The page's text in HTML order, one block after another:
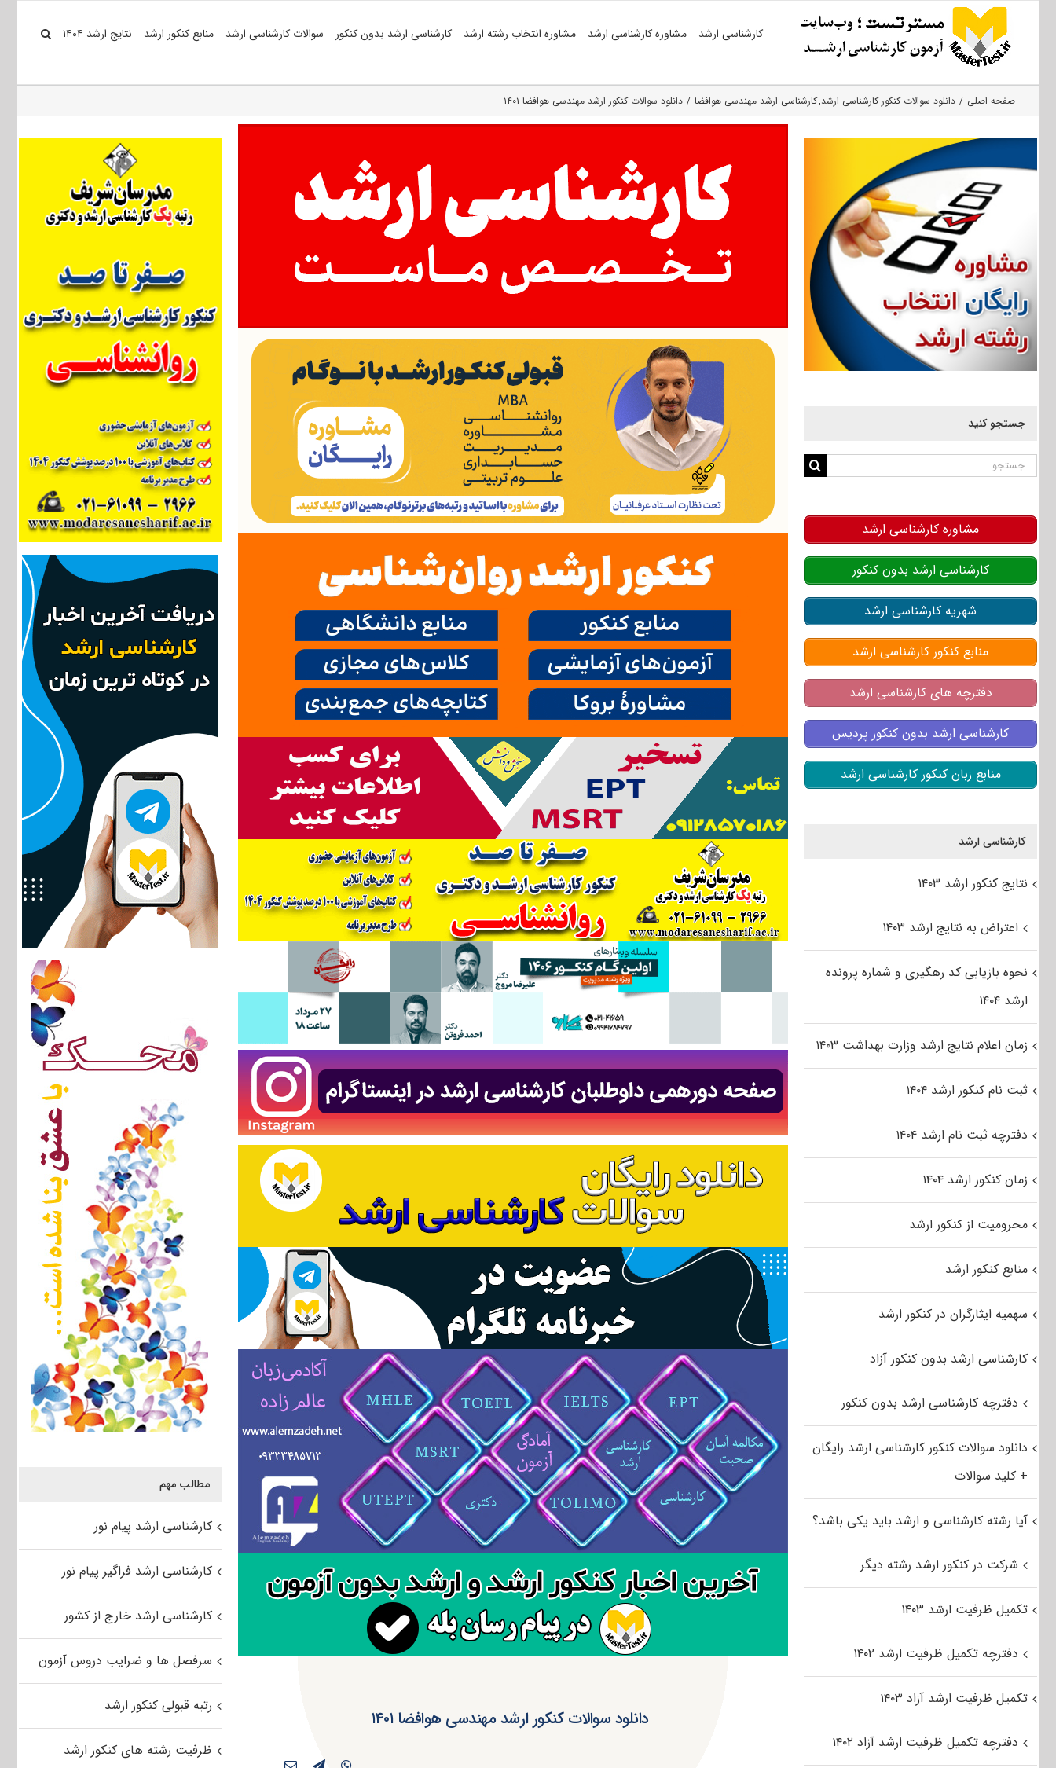
کارشناسی ارشد مشاوره کارشناسی ارشد مشاوره انتخاب رشته ارشد کارشناسی ارشد بدون کنکور سوالات کارشناسی ارشد منابع کنکور ارشد نتایج ارشد ۱۴۰۴
صفحه اصلی دانلود سوالات کنکور کارشناسی ارشد کارشناسی ارشد مهندسی هوافضا دانلود سوالات کنکور ارشد مهندسی هوافضا ۱۴۰۱
دانلود سوالات کنکور ارشد مهندسی هوافضا ۱۴۰۱
مطالب مهم
کارشناسی ارشد پیام نور
کارشناسی ارشد فراگیر پیام نور
کارشناسی ارشد خارج از کشور
سرفصل ها و ضرایب دروس آزمون
رتبه قبولی کنکور ارشد
ظرفیت رشته های کنکور ارشد
جستجو کنید
جستجو
مشاوره کارشناسی ارشد
کارشناسی ارشد بدون کنکور
شهریه کارشناسی ارشد
منابع کنکور کارشناسی ارشد
دفترچه های کارشناسی ارشد
کارشناسی ارشد بدون کنکور پردیس
منابع زبان کنکور کارشناسی ارشد
کارشناسی ارشد
نتایج کنکور ارشد ۱۴۰۳
اعتراض به نتایج ارشد ۱۴۰۳
نحوه بازیابی کد رهگیری و شماره پرونده
ارشد ۱۴۰۴
زمان اعلام نتایج ارشد وزارت بهداشت ۱۴۰۳
ثبت نام کنکور ارشد ۱۴۰۴
دفترچه ثبت نام ارشد ۱۴۰۴
زمان کنکور ارشد ۱۴۰۴
محرومیت از کنکور ارشد
منابع کنکور ارشد
سهمیه ایثارگران در کنکور ارشد
کارشناسی ارشد بدون کنکور آزاد
دفترچه کارشناسی ارشد بدون کنکور
دانلود سوالات کنکور کارشناسی ارشد رایگان
+ کلید سوالات
آیا رشته کارشناسی و ارشد باید یکی باشد؟
شرکت در کنکور ارشد رشته دیگر
تکمیل ظرفیت ارشد ۱۴۰۳
دفترچه تکمیل ظرفیت ارشد ۱۴۰۲
تکمیل ظرفیت ارشد آزاد ۱۴۰۳
دفترچه تکمیل ظرفیت ارشد آزاد ۱۴۰۲